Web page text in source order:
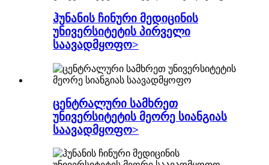
ჰუნანის ჩინური მედიცინის
უნივერსიტეტის პირველი
საავადმყოფო>
ცენტრალური სამხრეთ
უნივერსიტეტის მეორე სიანგიას
საავადმყოფო>